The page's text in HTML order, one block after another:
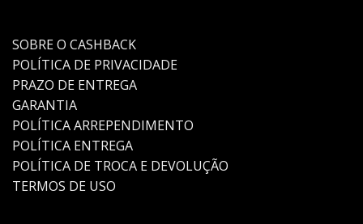
SOBRE O CASHBACK
POLÍTICA DE PRIVACIDADE
PRAZO DE ENTREGA
GARANTIA
POLÍTICA ARREPENDIMENTO
POLÍTICA ENTREGA
POLÍTICA DE TROCA E DEVOLUÇÃO
TERMOS DE USO